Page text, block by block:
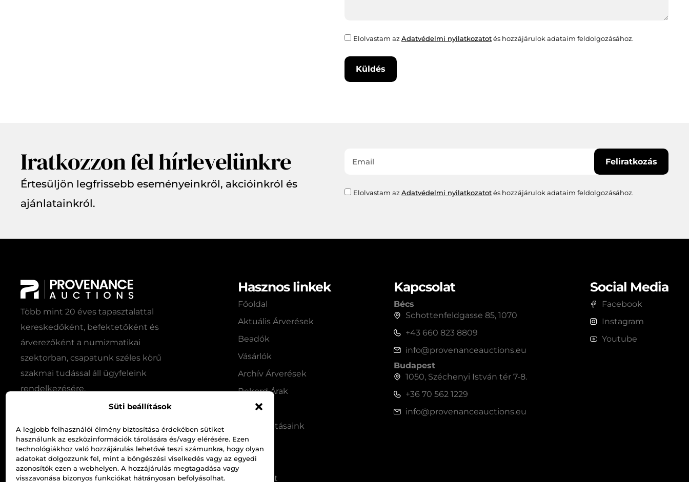
Süti beállítások
A legjobb felhasználói élmény biztosítása érdekében sütiket
használunk az eszközinformációk tárolására és/vagy elérésére. Ezen
technológiákhoz való hozzájárulás lehetővé teszi számunkra, hogy olyan
adatokat dolgozzunk fel, mint a böngészési viselkedés vagy az egyedi
azonosítók ezen a webhelyen. A hozzájárulás megtagadása vagy
visszavonása bizonyos funkciókat hátrányosan befolyásolhat.
Elolvastam az Adatvédelmi nyilatkozatotés hozzájárulok adataim feldolgozásához.
Küldés
Iratkozzon fel hírlevelünkre
Értesüljön legfrissebb eseményeinkről, akcióinkról és
ajánlatainkról.
Elolvastam az Adatvédelmi nyilatkozatotés hozzájárulok adataim feldolgozásához.
Feliratkozás
Több mint 20 éves tapasztalattal
kereskedőként, befektetőként és
árverezőként a numizmatikai
szektorban, csapatunk széles körű
szakmai tudással áll ügyfeleink
rendelkezésére.
Hasznos linkek
Főoldal
Aktuális Árverések
Beadók
Vásárlók
Archív Árverések
Rekord Árak
Shop
Szolgáltatásaink
Rólunk
Hírek
Kapcsolat
Kapcsolat
Bécs
Schottenfeldgasse 85, 1070
+43 660 823 8809
info@provenanceauctions.eu
Budapest
1050, Széchenyi István tér 7-8.
+36 70 562 1229
info@provenanceauctions.eu
Social Media
Facebook
Instagram
Youtube